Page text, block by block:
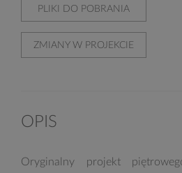
PLIKI DO POBRANIA
ZMIANY W PROJEKCIE
OPIS
Oryginalny projekt